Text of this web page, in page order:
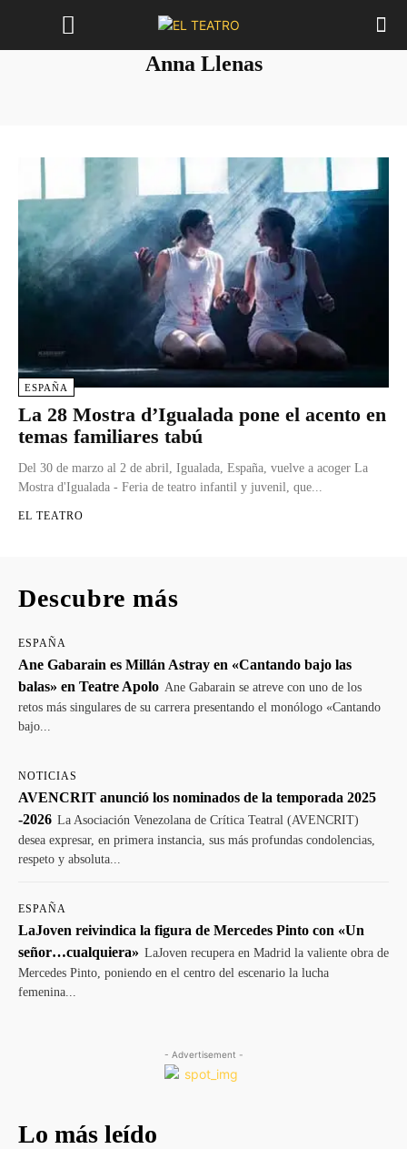
Anna Llenas
ESPAÑA
La 28 Mostra d’Igualada pone el acento en
temas familiares tabú
Del 30 de marzo al 2 de abril, Igualada, España, vuelve a acoger La
Mostra d'Igualada - Feria de teatro infantil y juvenil, que...
EL TEATRO
Descubre más
ESPAÑA
Ane Gabarain es Millán Astray en «Cantando bajo las
balas» en Teatre Apolo Ane Gabarain se atreve con uno de los
retos más singulares de su carrera presentando el monólogo «Cantando
bajo...
NOTICIAS
AVENCRIT anunció los nominados de la temporada 2025
-2026 La Asociación Venezolana de Crítica Teatral (AVENCRIT)
desea expresar, en primera instancia, sus más profundas condolencias,
respeto y absoluta...
ESPAÑA
LaJoven reivindica la figura de Mercedes Pinto con «Un
señor…cualquiera» LaJoven recupera en Madrid la valiente obra de
Mercedes Pinto, poniendo en el centro del escenario la lucha
femenina...
- Advertisement -
Lo más leído